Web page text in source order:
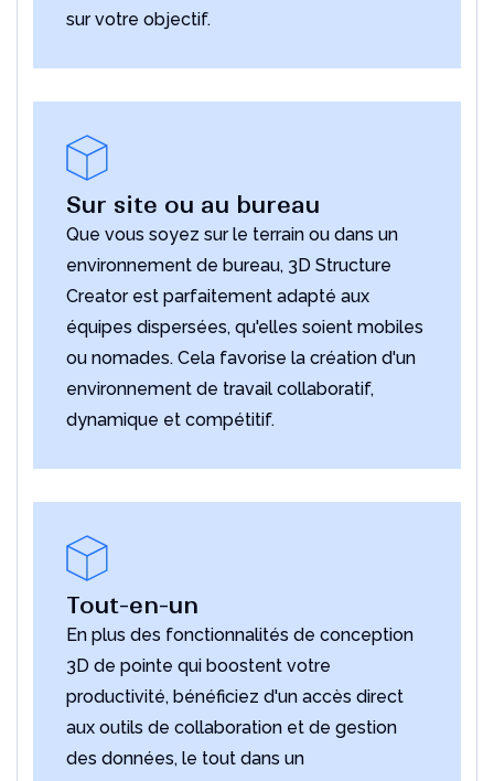
sur votre objectif.
Sur site ou au bureau
Que vous soyez sur le terrain ou dans un
environnement de bureau, 3D Structure
Creator est parfaitement adapté aux
équipes dispersées, qu'elles soient mobiles
ou nomades. Cela favorise la création d'un
environnement de travail collaboratif,
dynamique et compétitif.
Tout-en-un
En plus des fonctionnalités de conception
3D de pointe qui boostent votre
productivité, bénéficiez d'un accès direct
aux outils de collaboration et de gestion
des données, le tout dans un